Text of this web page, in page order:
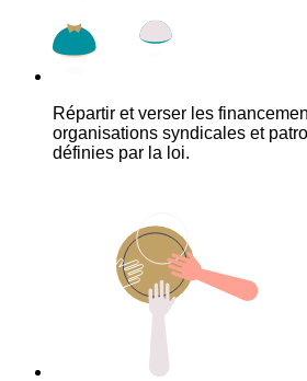
Répartir et verser les
organisations syndicales et
définies par la loi.